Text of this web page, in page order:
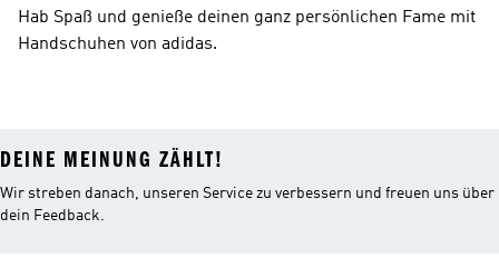
Hab Spaß und genieße deinen ganz persönlichen Fame mit
Handschuhen von adidas.
DEINE MEINUNG ZÄHLT!
Wir streben danach, unseren Service zu verbessern und freuen uns über
dein Feedback.